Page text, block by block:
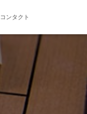
コンタクト